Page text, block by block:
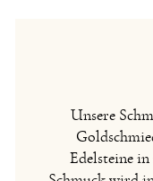
Unsere
Edelsteine